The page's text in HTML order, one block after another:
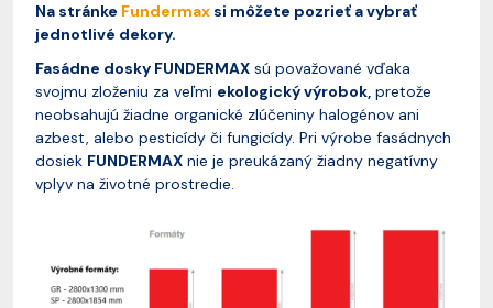
Na stránke Fundermax si môžete pozrieť a vybrať
jednotlivé dekory.
Fasádne dosky FUNDERMAX sú považované vďaka
svojmu zloženiu za veľmi ekologický výrobok, pretože
neobsahujú žiadne organické zlúčeniny halogénov ani
azbest, alebo pesticídy či fungicídy. Pri výrobe fasádnych
dosiek FUNDERMAX nie je preukázaný žiadny negatívny
vplyv na životné prostredie.